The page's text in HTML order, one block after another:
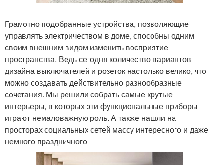
Грамотно подобранные устройства, позволяющие
управлять электричеством в доме, способны одним
своим внешним видом изменить восприятие
пространства. Ведь сегодня количество вариантов
дизайна выключателей и розеток настолько велико, что
можно создавать действительно разнообразные
сочетания. Мы решили собрать самые крутые
интерьеры, в которых эти функциональные приборы
играют немаловажную роль. А также нашли на
просторах социальных сетей массу интересного и даже
немного праздничного!